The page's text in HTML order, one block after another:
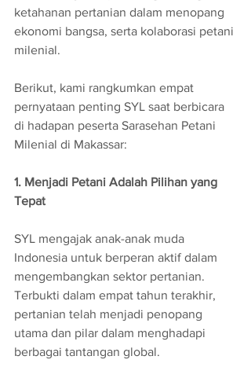
ketahanan pertanian dalam menopang
ekonomi bangsa, serta kolaborasi petani
milenial.
Berikut, kami rangkumkan empat
pernyataan penting SYL saat berbicara
di hadapan peserta Sarasehan Petani
Milenial di Makassar:
1. Menjadi Petani Adalah Pilihan yang
Tepat
SYL mengajak anak-anak muda
Indonesia untuk berperan aktif dalam
mengembangkan sektor pertanian.
Terbukti dalam empat tahun terakhir,
pertanian telah menjadi penopang
utama dan pilar dalam menghadapi
berbagai tantangan global.